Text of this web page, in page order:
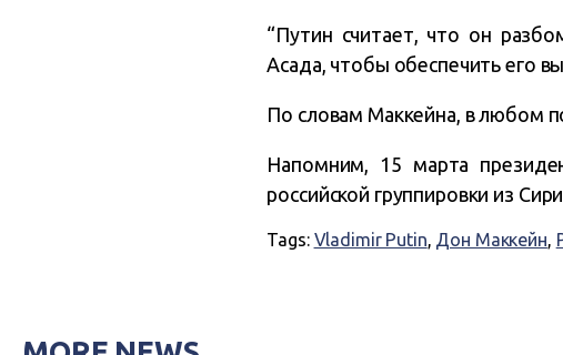
“Путин считает, что он
Асада, чтобы обеспечить его
По словам Маккейна, в любом
Напомним, 15 марта
российской группировки из
Tags: Vladimir Putin, Дон Маккейн,